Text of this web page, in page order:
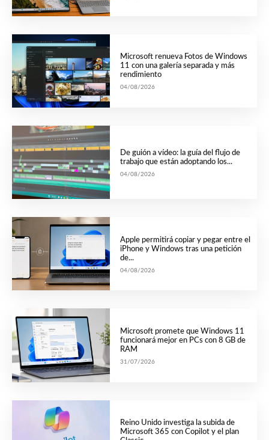
Microsoft renueva Fotos de Windows
11 con una galería separada y más
rendimiento
04/08/2026
De guión a vídeo: la guía del flujo de
trabajo que están adoptando los...
04/08/2026
Apple permitirá copiar y pegar entre el
iPhone y Windows tras una petición
de...
04/08/2026
Microsoft promete que Windows 11
funcionará mejor en PCs con 8 GB de
RAM
31/07/2026
Reino Unido investiga la subida de
Microsoft 365 con Copilot y el plan